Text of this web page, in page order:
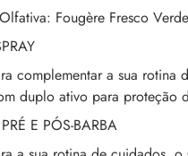
Fougère Fresco Verde
complementar a sua
duplo ativo para proteção
E PÓS-BARBA